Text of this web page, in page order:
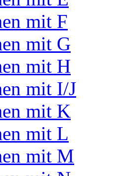
mit F
mit G
mit H
mit I/J
mit K
mit L
mit M